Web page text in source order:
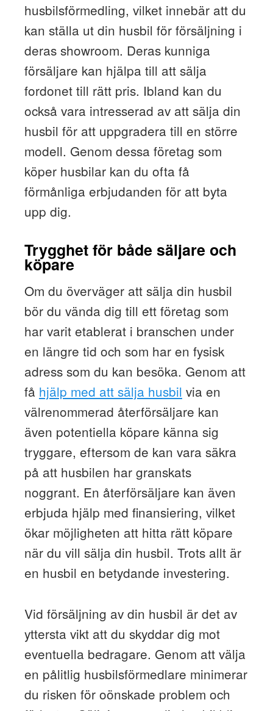
husbilsförmedling, vilket innebär att du
kan ställa ut din husbil för försäljning i
deras showroom. Deras kunniga
försäljare kan hjälpa till att sälja
fordonet till rätt pris. Ibland kan du
också vara intresserad av att sälja din
husbil för att uppgradera till en större
modell. Genom dessa företag som
köper husbilar kan du ofta få
förmånliga erbjudanden för att byta
upp dig.
Trygghet för både säljare och
köpare
Om du överväger att sälja din husbil
bör du vända dig till ett företag som
har varit etablerat i branschen under
en längre tid och som har en fysisk
adress som du kan besöka. Genom att
få hjälp med att sälja husbil via en
välrenommerad återförsäljare kan
även potentiella köpare känna sig
tryggare, eftersom de kan vara säkra
på att husbilen har granskats
noggrant. En återförsäljare kan även
erbjuda hjälp med finansiering, vilket
ökar möjligheten att hitta rätt köpare
när du vill sälja din husbil. Trots allt är
en husbil en betydande investering.
Vid försäljning av din husbil är det av
yttersta vikt att du skyddar dig mot
eventuella bedragare. Genom att välja
en pålitlig husbilsförmedlare minimerar
du risken för oönskade problem och